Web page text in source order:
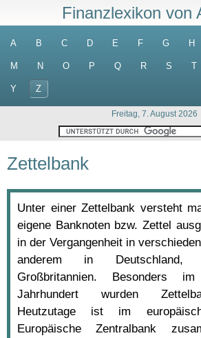
Finanzlexikon von
A B C D E F G H
M N O P Q R S T
Y Z
Freitag, 7. August 2026
Zettelbank
Unter einer Zettelbank versteht
eigene Banknoten bzw. Zettel
in der Vergangenheit in
anderem in Deutschland,
Großbritannien. Besonders
Jahrhundert wurden
Heutzutage ist im
Europäische Zentralbank